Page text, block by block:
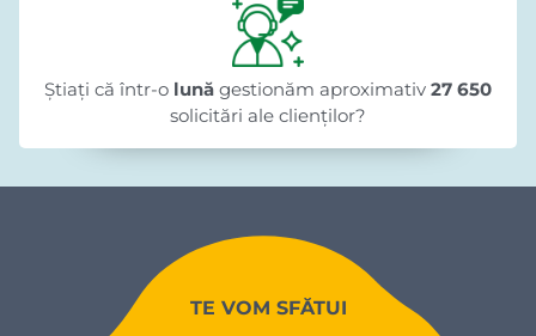
Știați că într-o lună gestionăm aproximativ 27 650
solicitări ale clienților?
TE VOM SFĂTUI